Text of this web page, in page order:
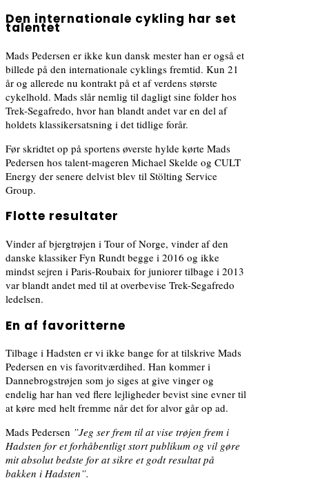
Den internationale cykling har set
talentet
Mads Pedersen er ikke kun dansk mester han er også et
billede på den internationale cyklings fremtid. Kun 21
år og allerede nu kontrakt på et af verdens største
cykelhold. Mads slår nemlig til dagligt sine folder hos
Trek-Segafredo, hvor han blandt andet var en del af
holdets klassikersatsning i det tidlige forår.
Før skridtet op på sportens øverste hylde kørte Mads
Pedersen hos talent-mageren Michael Skelde og CULT
Energy der senere delvist blev til Stölting Service
Group.
Flotte resultater
Vinder af bjergtrøjen i Tour of Norge, vinder af den
danske klassiker Fyn Rundt begge i 2016 og ikke
mindst sejren i Paris-Roubaix for juniorer tilbage i 2013
var blandt andet med til at overbevise Trek-Segafredo
ledelsen.
En af favoritterne
Tilbage i Hadsten er vi ikke bange for at tilskrive Mads
Pedersen en vis favoritværdihed. Han kommer i
Dannebrogstrøjen som jo siges at give vinger og
endelig har han ved flere lejligheder bevist sine evner til
at køre med helt fremme når det for alvor går op ad.
Mads Pedersen ”Jeg ser frem til at vise trøjen frem i
Hadsten for et forhåbentligt stort publikum og vil gøre
mit absolut bedste for at sikre et godt resultat på
bakken i Hadsten”.